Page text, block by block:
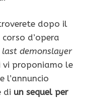
dopo il
d’opera
last demonslayer
vi proponiamo le
l’annuncio
di un sequel per